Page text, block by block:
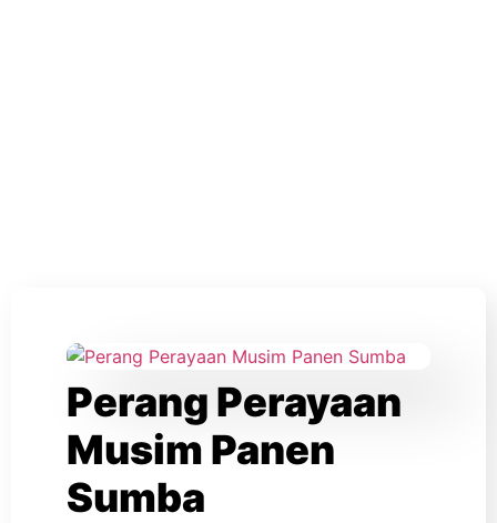
Perang Perayaan
Musim Panen
Sumba